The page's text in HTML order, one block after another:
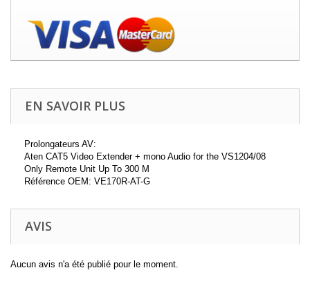
EN SAVOIR PLUS
Prolongateurs AV:
Aten CAT5 Video Extender + mono Audio for the VS1204/08
Only Remote Unit Up To 300 M
Référence OEM: VE170R-AT-G
AVIS
Aucun avis n'a été publié pour le moment.